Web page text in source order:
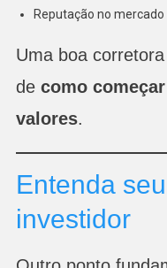
Reputação no mercado
Uma boa
de como
valores.
Entenda
investidor